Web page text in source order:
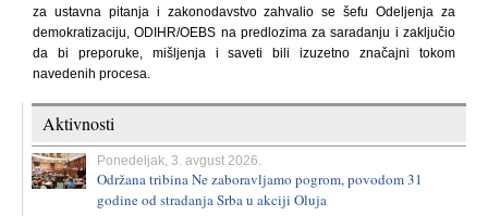
za ustavna pitanja i zakonodavstvo zahvalio se šefu Odeljenja za
demokratizaciju, ODIHR/OEBS na predlozima za saradanju i zaključio
da bi preporuke, mišljenja i saveti bili izuzetno značajni tokom
navedenih procesa.
Aktivnosti
Ponedeljak, 3. avgust 2026.
Održana tribina Ne zaboravljamo pogrom, povodom 31
godine od stradanja Srba u akciji Oluja